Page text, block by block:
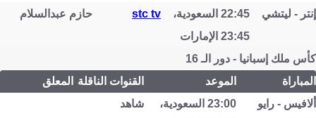
إنتر - ليتشي
22:45 السعودية،
23:45 الإمارات
stc tv حازم عبدالسلام
كأس ملك إسبانيا - دور الـ 16
المباراة
الموعد القنوات الناقلة
المعلق
ألافيس - رايو
23:00 السعودية،
شاهد